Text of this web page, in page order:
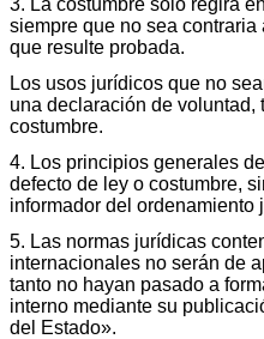
3. La costumbre sólo regirá
siempre que no sea
que resulte probada.
Los usos jurídicos que no
una declaración de
costumbre.
4. Los principios generales
defecto de ley o costumbre,
informador del ordenamiento
5. Las normas jurídicas
internacionales no serán de
tanto no hayan pasado a
interno mediante su
del Estado».